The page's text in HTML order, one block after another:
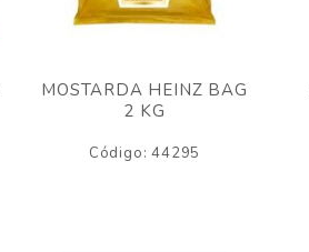
MOSTARDA HEINZ BAG
2 KG
Código: 44295